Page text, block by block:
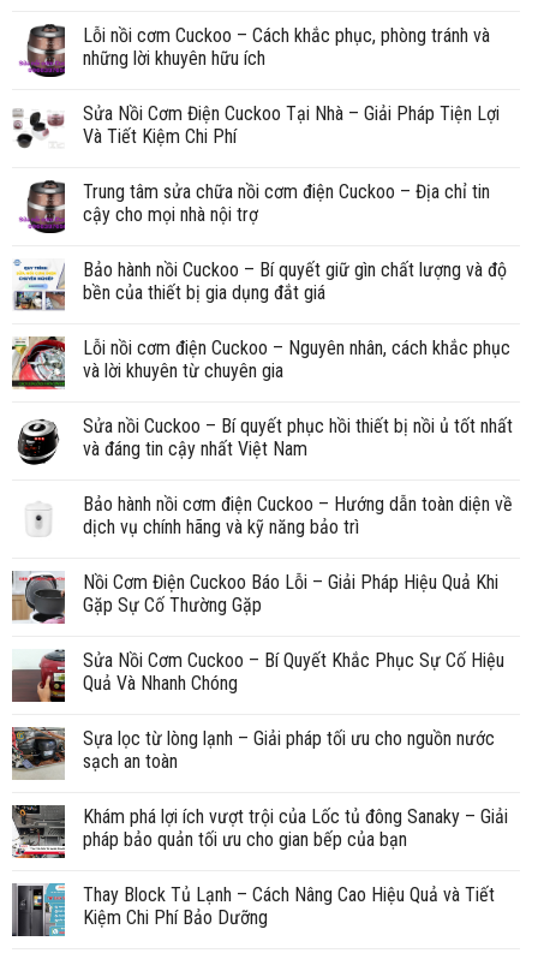
Lỗi nồi cơm Cuckoo – Cách khắc phục, phòng tránh và
những lời khuyên hữu ích
Sửa Nồi Cơm Điện Cuckoo Tại Nhà – Giải Pháp Tiện Lợi
Và Tiết Kiệm Chi Phí
Trung tâm sửa chữa nồi cơm điện Cuckoo – Địa chỉ tin
cậy cho mọi nhà nội trợ
Bảo hành nồi Cuckoo – Bí quyết giữ gìn chất lượng và độ
bền của thiết bị gia dụng đắt giá
Lỗi nồi cơm điện Cuckoo – Nguyên nhân, cách khắc phục
và lời khuyên từ chuyên gia
Sửa nồi Cuckoo – Bí quyết phục hồi thiết bị nồi ủ tốt nhất
và đáng tin cậy nhất Việt Nam
Bảo hành nồi cơm điện Cuckoo – Hướng dẫn toàn diện về
dịch vụ chính hãng và kỹ năng bảo trì
Nồi Cơm Điện Cuckoo Báo Lỗi – Giải Pháp Hiệu Quả Khi
Gặp Sự Cố Thường Gặp
Sửa Nồi Cơm Cuckoo – Bí Quyết Khắc Phục Sự Cố Hiệu
Quả Và Nhanh Chóng
Sựa lọc từ lòng lạnh – Giải pháp tối ưu cho nguồn nước
sạch an toàn
Khám phá lợi ích vượt trội của Lốc tủ đông Sanaky – Giải
pháp bảo quản tối ưu cho gian bếp của bạn
Thay Block Tủ Lạnh – Cách Nâng Cao Hiệu Quả và Tiết
Kiệm Chi Phí Bảo Dưỡng